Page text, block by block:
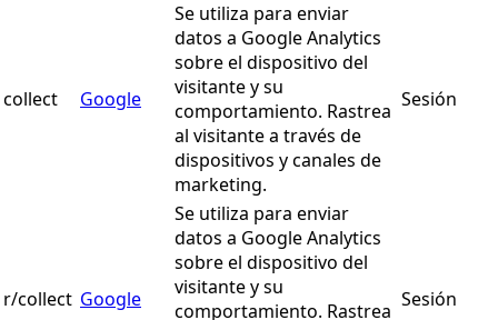
collect Google
Se utiliza para enviar
datos a Google Analytics
sobre el dispositivo del
visitante y su
comportamiento. Rastrea
al visitante a través de
dispositivos y canales de
marketing.
Sesión
r/collect Google
Se utiliza para enviar
datos a Google Analytics
sobre el dispositivo del
visitante y su
comportamiento. Rastrea Sesión